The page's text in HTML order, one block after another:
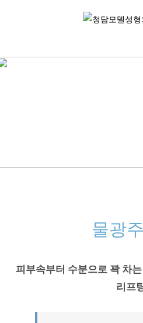
물광
피부속부터 수분으로 꽉 차
리프